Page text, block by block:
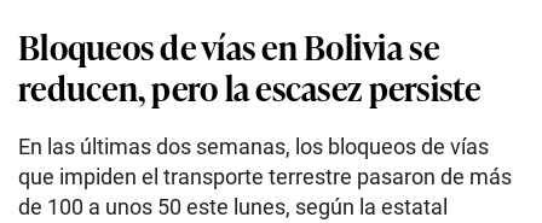
Bloqueos de vías en Bolivia se
reducen, pero la escasez persiste
En las últimas dos semanas, los bloqueos de vías
que impiden el transporte terrestre pasaron de más
de 100 a unos 50 este lunes, según la estatal